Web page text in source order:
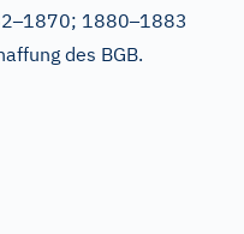
–1870; 1880–1883
des BGB.